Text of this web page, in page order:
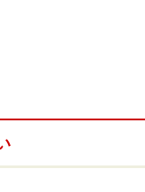
い楽曲を選ぶと、